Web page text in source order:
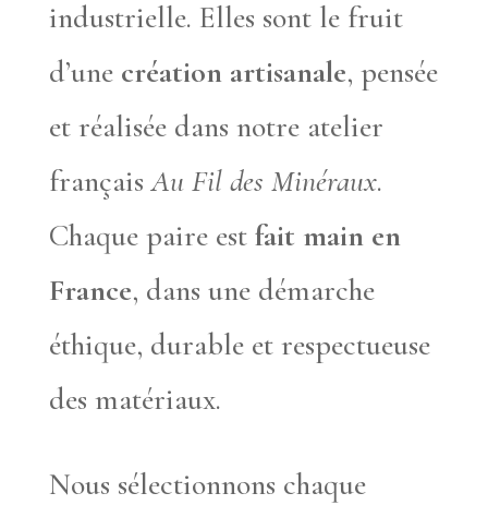
industrielle. Elles sont le fruit
d’une création artisanale, pensée
et réalisée dans notre atelier
françaisAu Fil des Minéraux.
Chaque paire est fait main en
France, dans une démarche
éthique, durable et respectueuse
des matériaux.
Nous sélectionnons chaque